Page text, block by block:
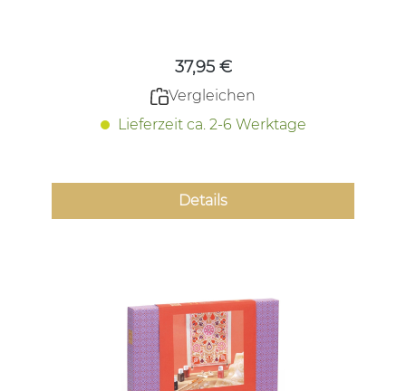
37,95 €
Vergleichen
Lieferzeit ca. 2-6 Werktage
Details